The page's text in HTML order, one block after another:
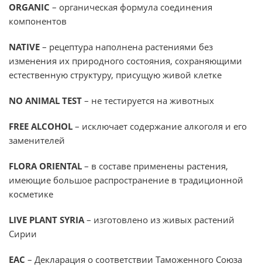
ORGANIC – органическая формула соединения
компонентов
NATIVE – рецептура наполнена растениями без
изменения их природного состояния, сохраняющими
естественную структуру, присущую живой клетке
NO ANIMAL TEST – не тестируется на животных
FREE ALCOHOL – исключает содержание алкоголя и его
заменителей
FLORA ORIENTAL – в составе применены растения,
имеющие большое распространение в традиционной
косметике
LIVE PLANT SYRIA– изготовлено из живых растений
Сирии
EAC – Декларация о соответствии Таможенного Союза